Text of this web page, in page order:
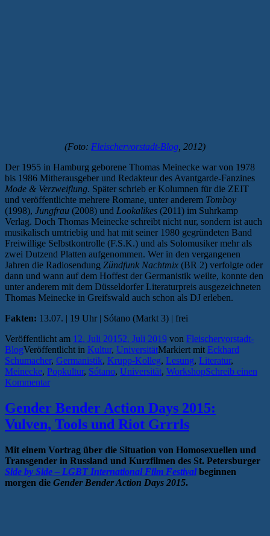
(Foto: Fleischervorstadt-Blog , 2012)
Der 1955 in Hamburg geborene Thomas Meinecke war von 1978
bis 1986 Mitherausgeber und Redakteur des Avantgarde-Fanzines
Mode & Verzweiflung. Später schrieb er Kolumnen für die ZEIT
und veröffentlichte mehrere Romane, unter anderem Tomboy
(1998), Jungfrau (2008) und Lookalikes (2011) im Suhrkamp
Verlag. Doch Thomas Meinecke schreibt nicht nur, sondern ist auch
musikalisch umtriebig und hat mit seiner 1980 gegründeten Band
Freiwillige Selbstkontrolle (F.S.K.) und als Solomusiker mehr als
zwei Dutzend Platten aufgenommen. Wer in den vergangenen
Jahren die Radiosendung Zündfunk Nachtmix (BR 2) verfolgte oder
dann und wann auf dem Hoffest der Germanistik weilte, konnte den
unter anderem mit dem Düsseldorfer Literaturpreis ausgezeichneten
Thomas Meinecke in Greifswald auch schon als DJ erleben.
Fakten: 13.07. | 19 Uhr | Sótano (Markt 3) | frei
Veröffentlicht am 12. Juli 20152. Juli 2019 von Fleischervorstadt-
BlogVeröffentlicht in Kultur, UniversitätMarkiert mit Eckhard
Schumacher, Germanistik, Krupp-Kolleg, Lesung, Literatur,
Meinecke, Popkultur, Sótano, Universität, WorkshopSchreib einen
Kommentar
Gender Bender Action Days 2015:
Vulven, Tools und Riot Grrrls
Mit einem Vortrag über die Situation von Homosexuellen und
Transgender in Russland und Kurzfilmen des St. Petersburger
Side by Side – LGBT International Film Festivalbeginnen
morgen die Gender Bender Action Days 2015.